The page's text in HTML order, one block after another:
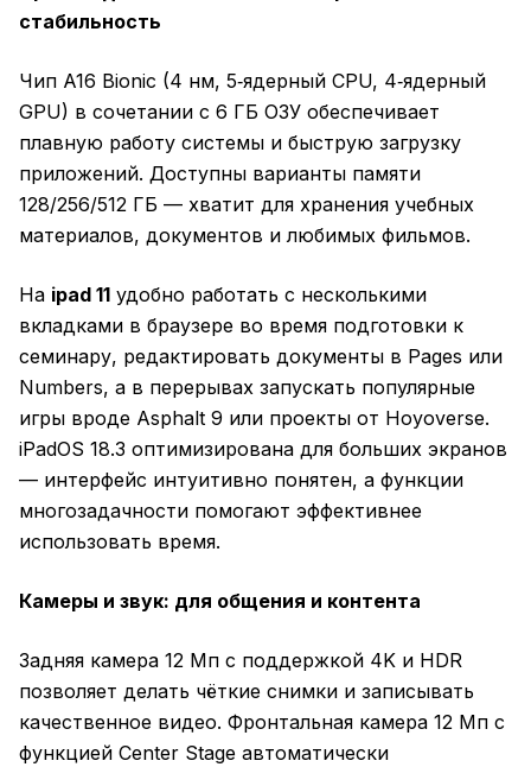
стабильность
Чип A16 Bionic (4 нм, 5‑ядерный CPU, 4‑ядерный
GPU) в сочетании с 6 ГБ ОЗУ обеспечивает
плавную работу системы и быструю загрузку
приложений. Доступны варианты памяти
128/256/512 ГБ — хватит для хранения учебных
материалов, документов и любимых фильмов.
На ipad 11 удобно работать с несколькими
вкладками в браузере во время подготовки к
семинару, редактировать документы в Pages или
Numbers, а в перерывах запускать популярные
игры вроде Asphalt 9 или проекты от Hoyoverse.
iPadOS 18.3 оптимизирована для больших экранов
— интерфейс интуитивно понятен, а функции
многозадачности помогают эффективнее
использовать время.
Камеры и звук: для общения и контента
Задняя камера 12 Мп с поддержкой 4K и HDR
позволяет делать чёткие снимки и записывать
качественное видео. Фронтальная камера 12 Мп с
функцией Center Stage автоматически